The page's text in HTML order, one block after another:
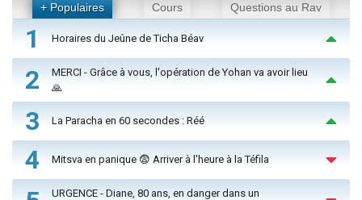
+ Populaires Cours Questions au Rav
1 Horaires du Jeûne de Ticha Béav
2
MERCI - Grâce à vous, l'opération de Yohan va avoir lieu
🙏
3 La Paracha en 60 secondes : Réé
4 Mitsva en panique 😨 Arriver à l'heure à la Téfila
URGENCE - Diane, 80 ans, en danger dans un